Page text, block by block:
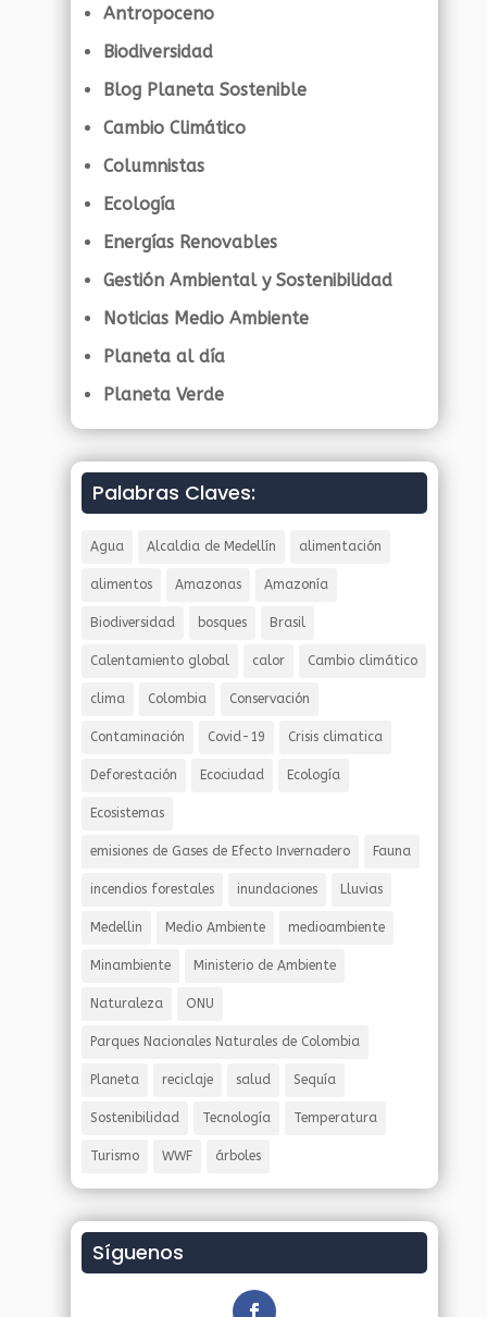
Antropoceno
Biodiversidad
Blog Planeta Sostenible
Cambio Climático
Columnistas
Ecología
Energías Renovables
Gestión Ambiental y Sostenibilidad
Noticias Medio Ambiente
Planeta al día
Planeta Verde
Palabras Claves:
Agua Alcaldia de Medellín alimentación
alimentos Amazonas Amazonía
Biodiversidad bosques Brasil
Calentamiento global calor Cambio climático
clima Colombia Conservación
Contaminación Covid-19 Crisis climatica
Deforestación Ecociudad Ecología
Ecosistemas
emisiones de Gases de Efecto Invernadero Fauna
incendios forestales inundaciones Lluvias
Medellin Medio Ambiente medioambiente
Minambiente Ministerio de Ambiente
Naturaleza ONU
Parques Nacionales Naturales de Colombia
Planeta reciclaje salud Sequía
Sostenibilidad Tecnología Temperatura
Turismo WWF árboles
Síguenos